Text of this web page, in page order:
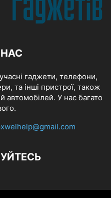
гаджети, телефони,
та інші пристрої, також
автомобілей. У нас багато